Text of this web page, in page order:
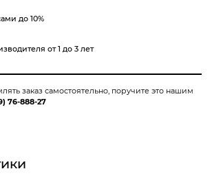
до 10%
от 1 до 3 лет
заказ самостоятельно, поручите это нашим
76-888-27